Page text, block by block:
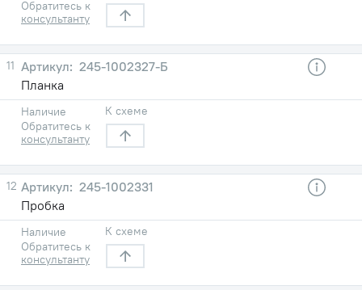
Обратитесь к
консультанту
11
245-1002327-Б
Планка
Наличие
Обратитесь к
консультанту
К схеме
12
245-1002331
Пробка
Наличие
Обратитесь к
консультанту
К схеме